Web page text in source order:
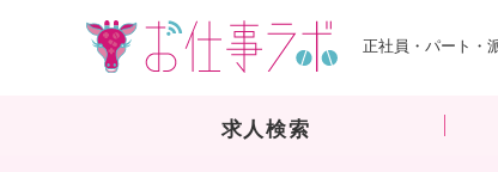
正社員・パート・
求人検索